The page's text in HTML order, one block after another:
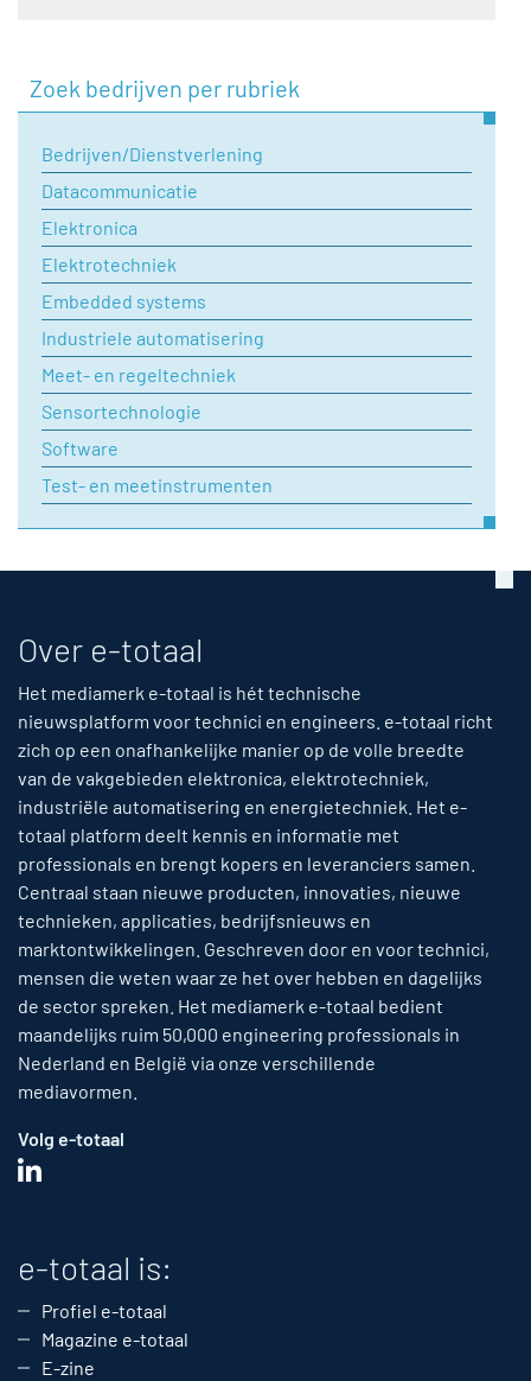
Zoek bedrijven per rubriek
Bedrijven/Dienstverlening
Datacommunicatie
Elektronica
Elektrotechniek
Embedded systems
Industriele automatisering
Meet- en regeltechniek
Sensortechnologie
Software
Test- en meetinstrumenten
Over e-totaal
Het mediamerk e-totaal is hét technische
nieuwsplatform voor technici en engineers. e-totaal richt
zich op een onafhankelijke manier op de volle breedte
van de vakgebieden elektronica, elektrotechniek,
industriële automatisering en energietechniek. Het e-
totaal platform deelt kennis en informatie met
professionals en brengt kopers en leveranciers samen.
Centraal staan nieuwe producten, innovaties, nieuwe
technieken, applicaties, bedrijfsnieuws en
marktontwikkelingen. Geschreven door en voor technici,
mensen die weten waar ze het over hebben en dagelijks
de sector spreken. Het mediamerk e-totaal bedient
maandelijks ruim 50,000 engineering professionals in
Nederland en België via onze verschillende
mediavormen.
Volg e-totaal
e-totaal is:
Profiel e-totaal
Magazine e-totaal
E-zine